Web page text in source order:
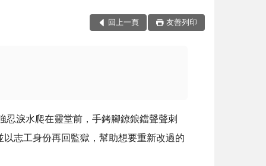
回上一頁 友善列印
淚水爬在靈堂前，手銬腳鐐鋃鐺聲聲刺
志工身份再回監獄，幫助想要重新改過的